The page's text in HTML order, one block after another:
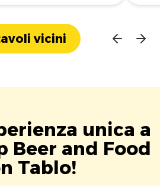
vicini
unica a
Beer and Food
Tablo!